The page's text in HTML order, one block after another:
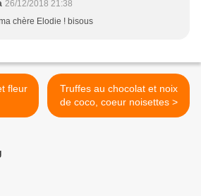
26/12/2018 21:38
chère Elodie ! bisous
Truffes au chocolat et noix
de coco, coeur noisettes >